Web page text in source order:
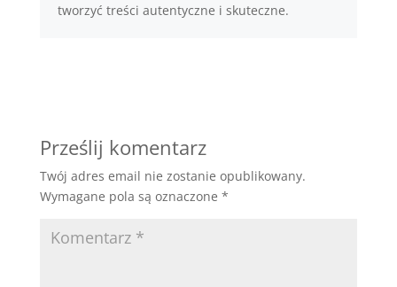
tworzyć treści autentyczne i skuteczne.
Prześlij komentarz
Twój adres email nie zostanie opublikowany.
Wymagane pola są oznaczone *